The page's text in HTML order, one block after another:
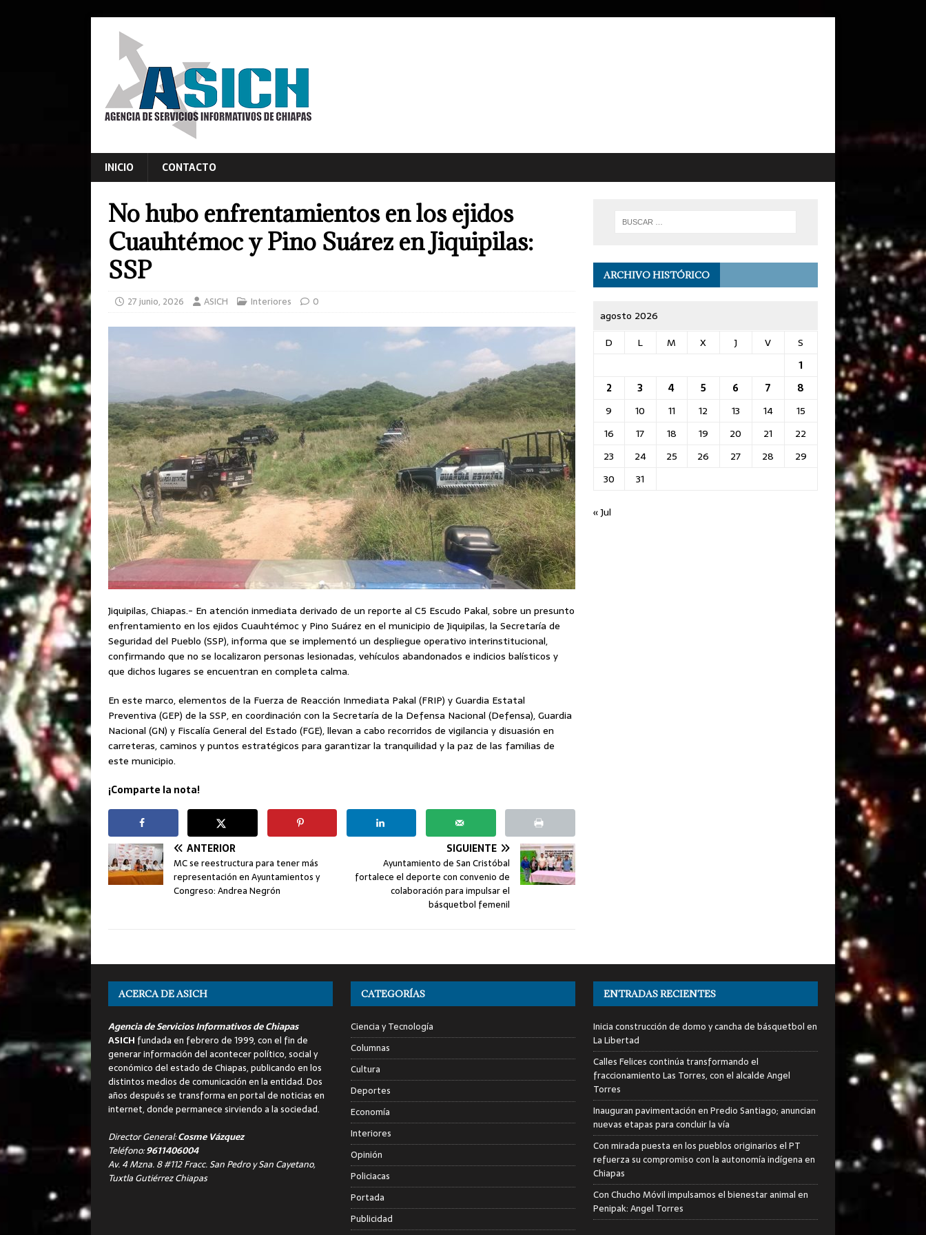
INICIO CONTACTO
No hubo enfrentamientos en los ejidos
Cuauhtémoc y Pino Suárez en Jiquipilas:
SSP
27 junio, 2026 ASICH Interiores 0
Jiquipilas, Chiapas.- En atención inmediata derivado de un reporte al C5 Escudo Pakal, sobre un presunto
enfrentamiento en los ejidos Cuauhtémoc y Pino Suárez en el municipio de Jiquipilas, la Secretaría de
Seguridad del Pueblo (SSP), informa que se implementó un despliegue operativo interinstitucional,
confirmando que no se localizaron personas lesionadas, vehículos abandonados e indicios balísticos y
que dichos lugares se encuentran en completa calma.
En este marco, elementos de la Fuerza de Reacción Inmediata Pakal (FRIP) y Guardia Estatal
Preventiva (GEP) de la SSP, en coordinación con la Secretaría de la Defensa Nacional (Defensa), Guardia
Nacional (GN) y Fiscalía General del Estado (FGE), llevan a cabo recorridos de vigilancia y disuasión en
carreteras, caminos y puntos estratégicos para garantizar la tranquilidad y la paz de las familias de
este municipio.
¡Comparte la nota!
ANTERIOR
MC se reestructura para tener más
representación en Ayuntamientos y
Congreso: Andrea Negrón
SIGUIENTE
Ayuntamiento de San Cristóbal
fortalece el deporte con convenio de
colaboración para impulsar el
básquetbol femenil
ARCHIVO HISTÓRICO
agosto 2026
D
L M X J V
S
1
2
3 4 5 6 7
8
9
10 11 12 13 14
15
16
17 18 19 20 21
22
23
24 25 26 27 28
29
30
31
« Jul
ACERCA DE ASICH
Agencia de Servicios Informativos de Chiapas
ASICH fundada en febrero de 1999, con el fin de
generar información del acontecer político, social y
económico del estado de Chiapas, publicando en los
distintos medios de comunicación en la entidad. Dos
años después se transforma en portal de noticias en
internet, donde permanece sirviendo a la sociedad.
Director General:Cosme Vázquez
Teléfono:9611406004
Av. 4 Mzna. 8 #112 Fracc. San Pedro y San Cayetano,
Tuxtla Gutiérrez Chiapas
CATEGORÍAS
Ciencia y Tecnología
Columnas
Cultura
Deportes
Economía
Interiores
Opinión
Policiacas
Portada
Publicidad
ENTRADAS RECIENTES
Inicia construcción de domo y cancha de básquetbol en
La Libertad
Calles Felices continúa transformando el
fraccionamiento Las Torres, con el alcalde Angel
Torres
Inauguran pavimentación en Predio Santiago; anuncian
nuevas etapas para concluir la vía
Con mirada puesta en los pueblos originarios el PT
refuerza su compromiso con la autonomía indígena en
Chiapas
Con Chucho Móvil impulsamos el bienestar animal en
Penipak: Angel Torres